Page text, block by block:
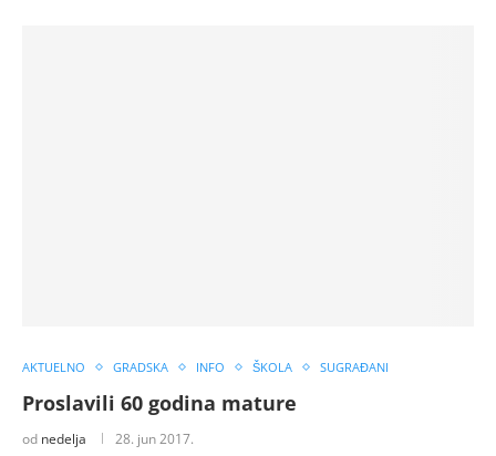
AKTUELNO GRADSKA INFO ŠKOLA SUGRAĐANI
Proslavili 60 godina mature
od nedelja 28. jun 2017.